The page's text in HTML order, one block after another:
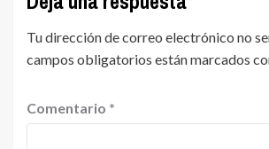
Tu dirección de correo electrónico no
campos obligatorios están marcados
Comentario *